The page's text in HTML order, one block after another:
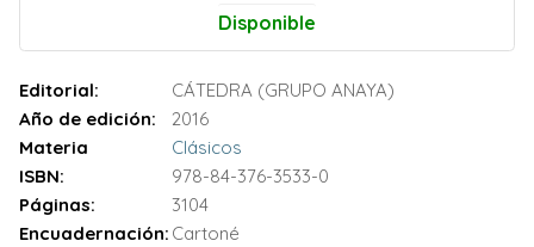
Disponible
Editorial:
CÁTEDRA (GRUPO ANAYA)
Año de edición:
2016
Materia
Clásicos
ISBN:
978-84-376-3533-0
Páginas:
3104
Encuadernación: Cartoné